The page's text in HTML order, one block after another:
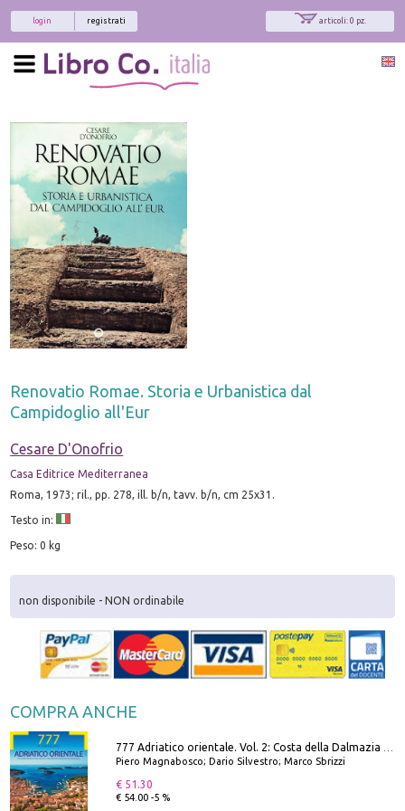
articoli: 0 pz.
registrati
login
Renovatio Romae. Storia e Urbanistica dal
Campidoglio all'Eur
Cesare D'Onofrio
Casa Editrice Mediterranea
Roma, 1973; ril., pp. 278, ill. b/n, tavv. b/n, cm 25x31.
Testo in:
Peso: 0 kg
non disponibile - NON ordinabile
COMPRA ANCHE
Piero Magnabosco; Dario Silvestro; Marco Sbrizzi
€ 51.30
€ 54.00 -5 %